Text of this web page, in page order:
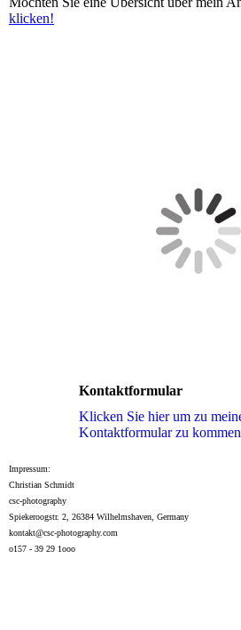
klicken!
Kontaktformular
Klicken Sie hier um zu
Kon­takt­for­mu­lar zu kommen
Impressum:
Christian Schmidt
csc-photography
Spiekeroogstr. 2, 26384 Wilhelmshaven, Germany
kontakt@csc-photography.com
o157 - 39 29 1ooo